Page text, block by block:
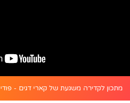
מתכון לקדירה משגעת של קארי דגים - פודי